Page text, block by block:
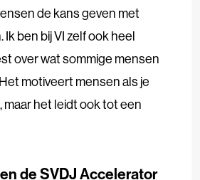
de kans geven met
ben bij VI zelf ook heel
over wat sommige mensen
motiveert mensen als je
het leidt ook tot een
de SVDJ Accelerator